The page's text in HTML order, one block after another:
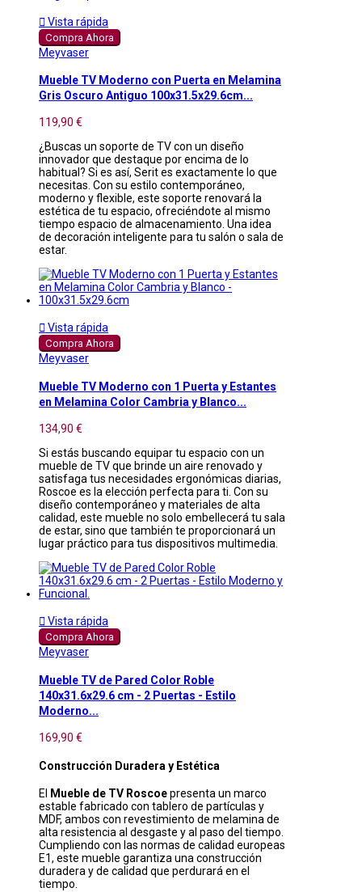
 Vista rápida
Compra Ahora
Meyvaser
Mueble TV Moderno con Puerta en Melamina
Gris Oscuro Antiguo 100x31.5x29.6cm...
119,90 €
¿Buscas un soporte de TV con un diseño
innovador que destaque por encima de lo
habitual? Si es así, Serit es exactamente lo que
necesitas. Con su estilo contemporáneo,
moderno y flexible, este soporte renovará la
estética de tu espacio, ofreciéndote al mismo
tiempo espacio de almacenamiento. Una idea
de decoración inteligente para tu salón o sala de
estar.
 Vista rápida
Compra Ahora
Meyvaser
Mueble TV Moderno con 1 Puerta y Estantes
en Melamina Color Cambria y Blanco...
134,90 €
Si estás buscando equipar tu espacio con un
mueble de TV que brinde un aire renovado y
satisfaga tus necesidades ergonómicas diarias,
Roscoe es la elección perfecta para ti. Con su
diseño contemporáneo y materiales de alta
calidad, este mueble no solo embellecerá tu sala
de estar, sino que también te proporcionará un
lugar práctico para tus dispositivos multimedia.
 Vista rápida
Compra Ahora
Meyvaser
Mueble TV de Pared Color Roble
140x31.6x29.6 cm - 2 Puertas - Estilo
Moderno...
169,90 €
Construcción Duradera y Estética
El Mueble de TV Roscoepresenta un marco
estable fabricado con tablero de partículas y
MDF, ambos con revestimiento de melamina de
alta resistencia al desgaste y al paso del tiempo.
Cumpliendo con las normas de calidad europeas
E1, este mueble garantiza una construcción
duradera y de calidad que perdurará en el
tiempo.